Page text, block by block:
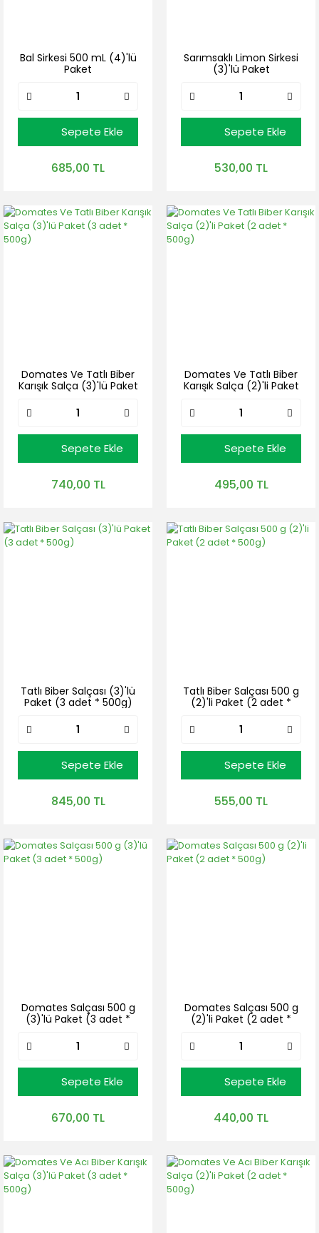
Bal Sirkesi 500 mL (4)'lü
Paket
Sepete Ekle
685,00 TL
Sarımsaklı Limon Sirkesi
(3)'lü Paket
Sepete Ekle
530,00 TL
Domates Ve Tatlı Biber
Karışık Salça (3)'lü Paket
Sepete Ekle
740,00 TL
Domates Ve Tatlı Biber
Karışık Salça (2)'li Paket
Sepete Ekle
495,00 TL
Tatlı Biber Salçası (3)'lü
Paket (3 adet * 500g)
Sepete Ekle
845,00 TL
Tatlı Biber Salçası 500 g
(2)'li Paket (2 adet *
Sepete Ekle
555,00 TL
Domates Salçası 500 g
(3)'lü Paket (3 adet *
Sepete Ekle
670,00 TL
Domates Salçası 500 g
(2)'li Paket (2 adet *
Sepete Ekle
440,00 TL